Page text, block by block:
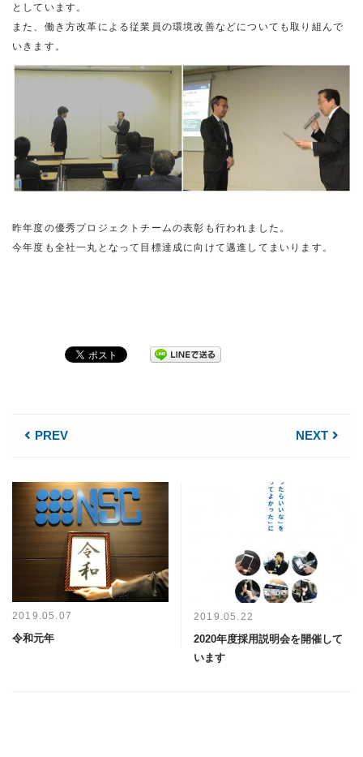
としています。
また、働き方改革による従業員の環境改善などについても取り組んで
いきます。
昨年度の優秀プロジェクトチームの表彰も行われました。
今年度も全社一丸となって目標達成に向けて邁進してまいります。
PREV NEXT
2019.05.07
令和元年
2019.05.22
2020年度採用説明会を開催して
います